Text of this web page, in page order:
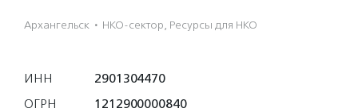
Архангельск · НКО-сектор, Ресурсы для НКО
ИНН
2901304470
ОГРН
1212900000840